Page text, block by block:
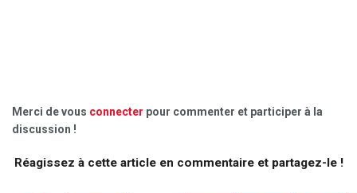
Merci de vous connecter pour commenter et participer à la
discussion !
Réagissez à cette article en commentaire et partagez-le !